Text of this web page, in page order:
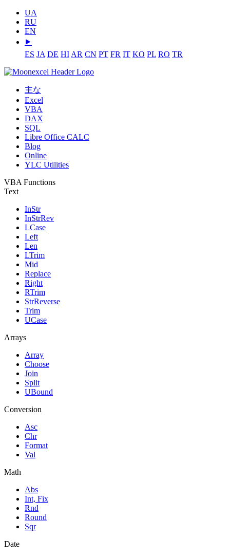
UA
RU
EN
⯈
ES JA DE HI AR CN PT FR IT KO PL RO TR
主な
Excel
VBA
DAX
SQL
Libre Office CALC
Blog
Online
YLC Utilities
VBA Functions
Text
InStr
InStrRev
LCase
Left
Len
LTrim
Mid
Replace
Right
RTrim
StrReverse
Trim
UCase
Arrays
Array
Choose
Join
Split
UBound
Conversion
Asc
Chr
Format
Val
Math
Abs
Int, Fix
Rnd
Round
Sqr
Date